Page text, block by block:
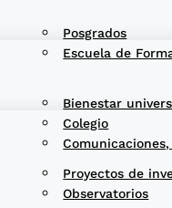
Escuela de
Posgrados
Colegio
Bienestar
Observatorios
Proyectos de